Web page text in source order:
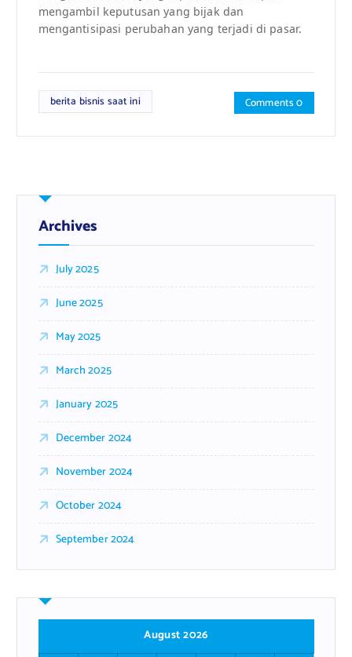
mengambil keputusan yang bijak dan
mengantisipasi perubahan yang terjadi di pasar.
berita bisnis saat ini Comments 0
Archives
July 2025
June 2025
May 2025
March 2025
January 2025
December 2024
November 2024
October 2024
September 2024
August 2026